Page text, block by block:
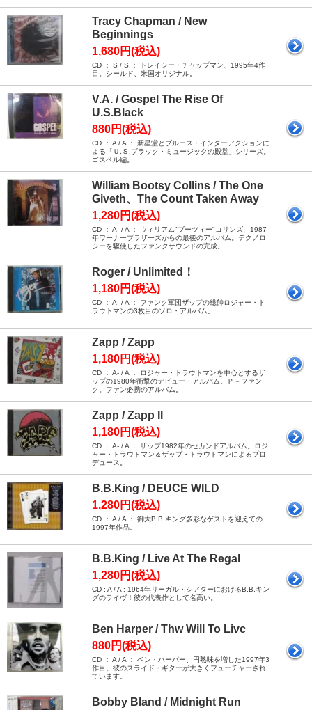
Tracy Chapman / New
Beginnings
1,680円(税込)
CD ： S / S ： トレイシー・チャップマン、1995年4作
目。シールド、米国オリジナル。
V.A. / Gospel The Rise Of
U.S.Black
880円(税込)
CD ： A / A ： 新星堂とブルース・インターアクションに
よる「Ｕ.Ｓ.ブラック・ミュージックの殿堂」シリーズ。
ゴスペル編。
William Bootsy Collins / The One
Giveth、The Count Taken Away
1,280円(税込)
CD ： A- / A ： ウィリアム"ブーツィー"コリンズ、1987
年ワーナーブラザーズからの最後のアルバム。テクノロ
ジーを駆使したファンクサウンドの完成。
Roger / Unlimited！
1,180円(税込)
CD ： A- / A ： ファンク軍団ザップの総帥ロジャー・ト
ラウトマンの3枚目のソロ・アルバム。
Zapp / Zapp
1,180円(税込)
CD ： A- / A ： ロジャー・トラウトマンを中心とするザ
ップの1980年衝撃のデビュー・アルバム。Ｐ－ファン
ク。ファン必携のアルバム。
Zapp / Zapp II
1,180円(税込)
CD ： A- / A ： ザップ1982年のセカンドアルバム。ロジ
ャー・トラウトマン＆ザップ・トラウトマンによるプロ
デュース。
B.B.King / DEUCE WILD
1,280円(税込)
CD ： A / A ： 御大B.B.キング多彩なゲストを迎えての
1997年作品。
B.B.King / Live At The Regal
1,280円(税込)
CD : A / A : 1964年リーガル・シアターにおけるB.B.キン
グのライヴ！彼の代表作として名高い。
Ben Harper / Thw Will To Livc
880円(税込)
CD ： A / A ： ベン・ハーパー、円熟味を増した1997年3
作目。彼のスライド・ギターが大きくフューチャーされ
ています。
Bobby Bland / Midnight Run